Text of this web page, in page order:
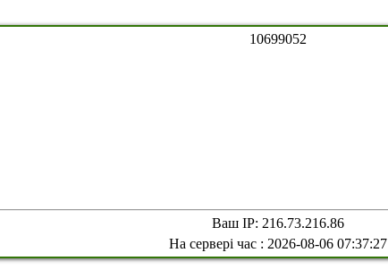
10699052
Ваш IP: 216.73.216.86
На сервері час : 2026-08-06 07:37:27